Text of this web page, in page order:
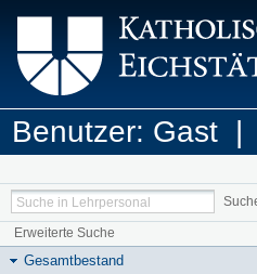
Benutzer: Gast |
Erweiterte Suche
Gesamtbestand